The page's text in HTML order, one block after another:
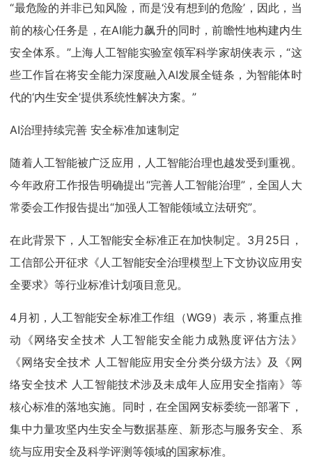
“最危险的并非已知风险，而是‘没有想到的危险’，因此，当
前的核心任务是，在AI能力飙升的同时，前瞻性地构建内生
安全体系。”上海人工智能实验室领军科学家胡侠表示，“这
些工作旨在将安全能力深度融入AI发展全链条，为智能体时
代的‘内生安全’提供系统性解决方案。”
AI治理持续完善 安全标准加速制定
随着人工智能被广泛应用，人工智能治理也越发受到重视。
今年政府工作报告明确提出“完善人工智能治理”，全国人大
常委会工作报告提出“加强人工智能领域立法研究”。
在此背景下，人工智能安全标准正在加快制定。3月25日，
工信部公开征求《人工智能安全治理模型上下文协议应用安
全要求》等行业标准计划项目意见。
4月初，人工智能安全标准工作组（WG9）表示，将重点推
动《网络安全技术 人工智能安全能力成熟度评估方法》
《网络安全技术 人工智能应用安全分类分级方法》及《网
络安全技术 人工智能技术涉及未成年人应用安全指南》等
核心标准的落地实施。同时，在全国网安标委统一部署下，
集中力量攻坚内生安全与数据基座、新形态与服务安全、系
统与应用安全及科学评测等领域的国家标准。